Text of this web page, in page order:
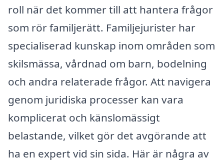
roll när det kommer till att hantera frågor
som rör familjerätt. Familjejurister har
specialiserad kunskap inom områden som
skilsmässa, vårdnad om barn, bodelning
och andra relaterade frågor. Att navigera
genom juridiska processer kan vara
komplicerat och känslomässigt
belastande, vilket gör det avgörande att
ha en expert vid sin sida. Här är några av